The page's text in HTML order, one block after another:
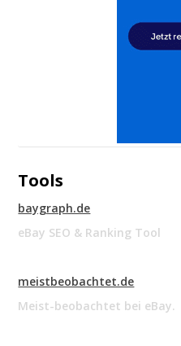
Tools
baygraph.de
eBay SEO & Ranking Tool
meistbeobachtet.de
Meist-beobachtet bei eBay.